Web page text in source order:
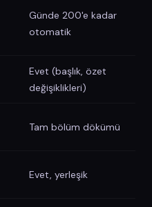
Günde 200'e kadar
otomatik
Evet (başlık, özet
değişiklikleri)
Tam bölüm dökümü
Evet, yerleşik